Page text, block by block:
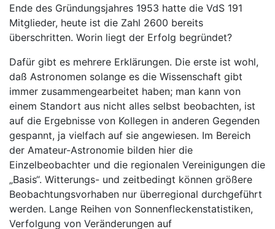
Ende des Gründungsjahres 1953 hatte die VdS 191
Mitglieder, heute ist die Zahl 2600 bereits
überschritten. Worin liegt der Erfolg begründet?
Dafür gibt es mehrere Erklärungen. Die erste ist wohl,
daß Astronomen solange es die Wissenschaft gibt
immer zusammengearbeitet haben; man kann von
einem Standort aus nicht alles selbst beobachten, ist
auf die Ergebnisse von Kollegen in anderen Gegenden
gespannt, ja vielfach auf sie angewiesen. Im Bereich
der Amateur-Astronomie bilden hier die
Einzelbeobachter und die regionalen Vereinigungen die
„Basis“. Witterungs- und zeitbedingt können größere
Beobachtungsvorhaben nur überregional durchgeführt
werden. Lange Reihen von Sonnenfleckenstatistiken,
Verfolgung von Veränderungen auf